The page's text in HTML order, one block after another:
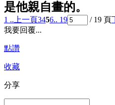
是他親自畫的。
1 ..上一頁3456.. 19 / 19 頁
我要回覆...
點讚
收藏
分享